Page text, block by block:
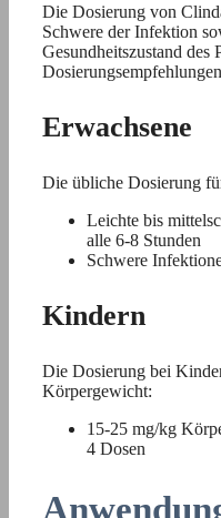
Die Dosierung von
Schwere der Infektion
Gesundheitszustand des
Erwachsene
Die übliche Dosierung
Leichte bis
alle 6-8 Stunden
Schwere
Kindern
Die Dosierung bei
Körpergewicht:
15-25 mg/kg
4 Dosen